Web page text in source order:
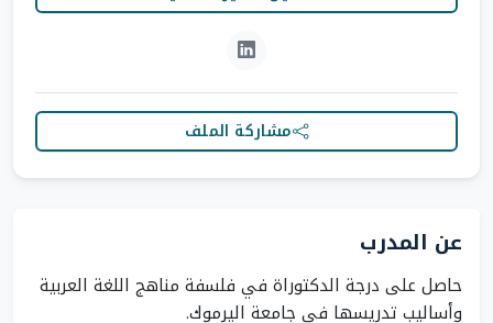
مشاركة الملف
عن المدرب
حاصل على درجة الدكتوراة في فلسفة مناهج اللغة العربية